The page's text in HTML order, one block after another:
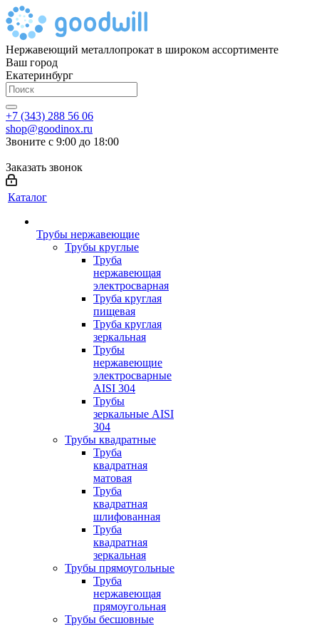
Нержавеющий металлопрокат в широком ассортименте
Ваш город
Екатеринбург
+7 (343) 288 56 06
shop@goodinox.ru
Звоните с 9:00 до 18:00
Заказать звонок
Каталог
Трубы нержавеющие
Трубы круглые
Труба
нержавеющая
электросварная
Труба круглая
пищевая
Труба круглая
зеркальная
Трубы
нержавеющие
электросварные
AISI 304
Трубы
зеркальные AISI
304
Трубы квадратные
Труба
квадратная
матовая
Труба
квадратная
шлифованная
Труба
квадратная
зеркальная
Трубы прямоугольные
Труба
нержавеющая
прямоугольная
Трубы бесшовные